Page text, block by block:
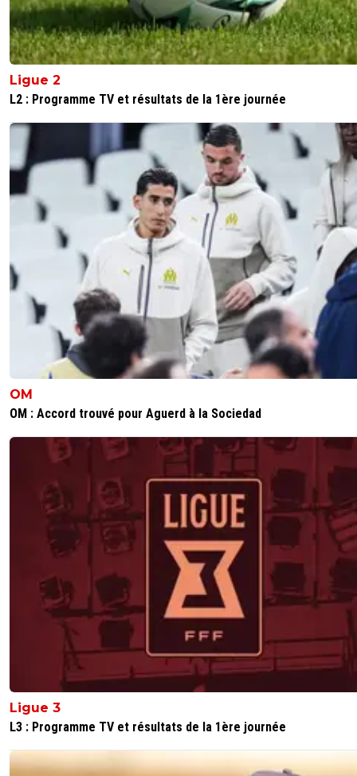
Ligue 2
L2 : Programme TV et résultats de la 1ère journée
OM
OM : Accord trouvé pour Aguerd à la Sociedad
Ligue 3
L3 : Programme TV et résultats de la 1ère journée